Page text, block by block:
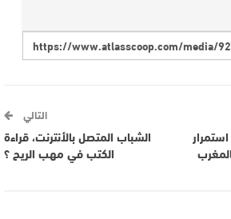
التالي
الشباب المتصل بالأنترنت، قراءة
الكتب في مهب الريح ؟